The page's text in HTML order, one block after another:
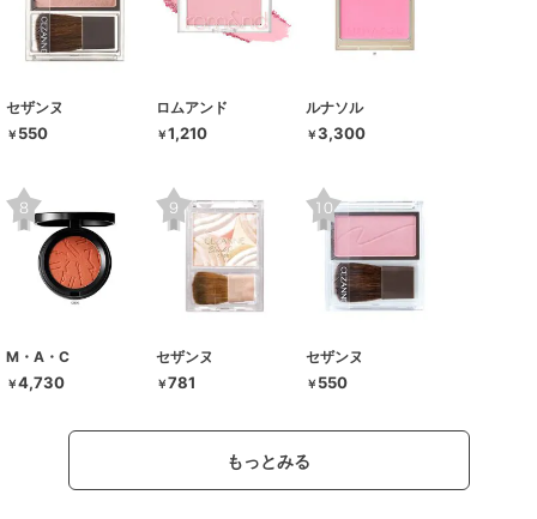
セザンヌ
￥ 550
ロムアンド
￥1,210
ルナソル
￥3,300
M・A・C
￥4,730
セザンヌ
￥781
セザンヌ
￥ 550
もっとみる